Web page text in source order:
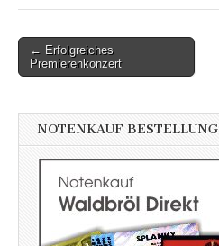
Post
navigation
← Erfolgreiches
Premierenkonzert
NOTENKAUF BESTELLUNG